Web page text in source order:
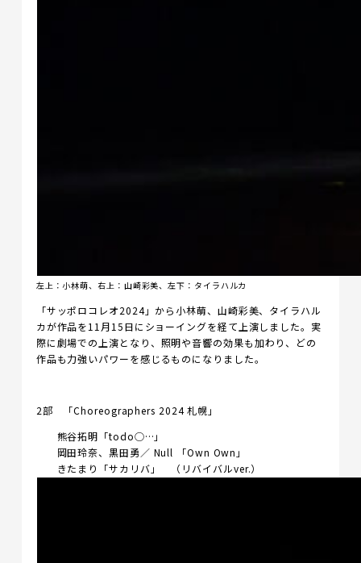
左上：小林萌、右上：山崎彩美、左下：タイラハルカ
「サッポロコレオ2024」から小林萌、山崎彩美、タイラハル
カが作品を11月15日にショーイングを経て上演しました。実
際に劇場での上演となり、照明や音響の効果も加わり、どの
作品も力強いパワーを感じるものになりました。
2部 「Choreographers 2024 札幌」
熊谷拓明「todo◯…」
岡田玲奈、黒田勇／ Null 「Own Own」
きたまり「サカリバ」 （リバイバルver.）